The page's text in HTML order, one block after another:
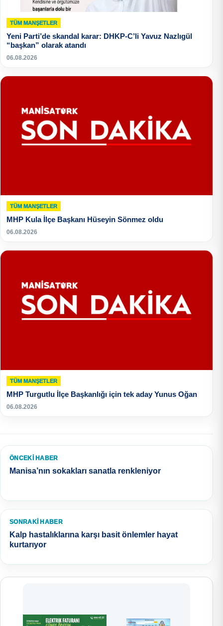
TÜM MANŞETLER
Yeni Parti’de skandal karar: DHKP-C’li Yavuz Nazlıgül
“başkan” olarak atandı
06.08.2026
TÜM MANŞETLER
MHP Kula İlçe Başkanı Hüseyin Sönmez oldu
06.08.2026
TÜM MANŞETLER
MHP Turgutlu İlçe Başkanlığı için tek aday Yunus Oğan
06.08.2026
ÖNCEKI HABER
Manisa’nın sokakları sanatla renkleniyor
SONRAKI HABER
Kalp hastalıklarına karşı basit önlemler hayat
kurtarıyor